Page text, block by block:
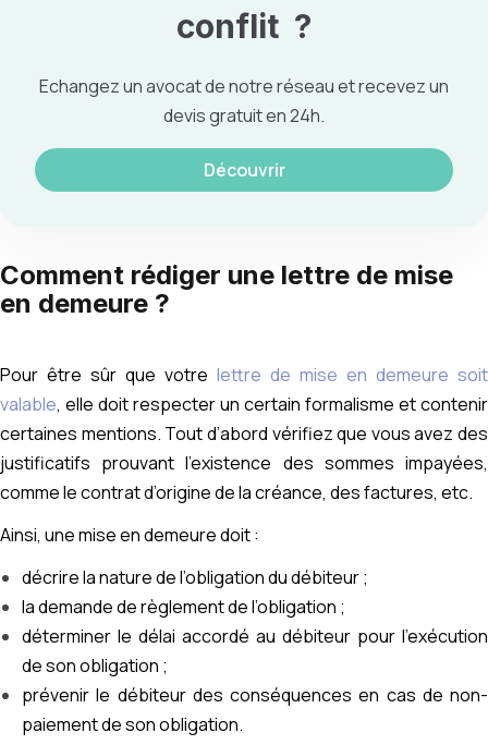
conflit ?
Echangez un avocat de notre réseau et recevez un
devis gratuit en 24h.
Découvrir
Comment rédiger une lettre de mise
en demeure ?
Pour être sûr que votre lettre de mise en demeure soit
valable, elle doit respecter un certain formalisme et contenir
certaines mentions. Tout d’abord vérifiez que vous avez des
justificatifs prouvant l’existence des sommes impayées,
comme le contrat d’origine de la créance, des factures, etc.
Ainsi, une mise en demeure doit :
décrire la nature de l’obligation du débiteur ;
la demande de règlement de l’obligation ;
déterminer le délai accordé au débiteur pour l’exécution
de son obligation ;
prévenir le débiteur des conséquences en cas de non-
paiement de son obligation.